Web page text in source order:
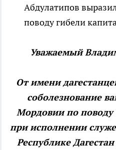
Абдулатипов
поводу гибели
Уважаемый
От имени
соболезнование
Мордовии по поводу
при исполнении
Республике